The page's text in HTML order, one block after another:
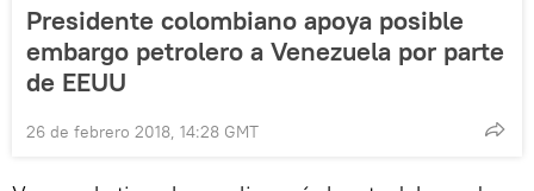
Presidente colombiano apoya posible
embargo petrolero a Venezuela por parte
de EEUU
26 de febrero 2018, 14:28 GMT